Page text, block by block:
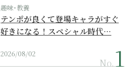
趣味･教養
テンポが良くて登場キャラがすぐ
好きになる！スペシャル時代…
2026/08/02
No.